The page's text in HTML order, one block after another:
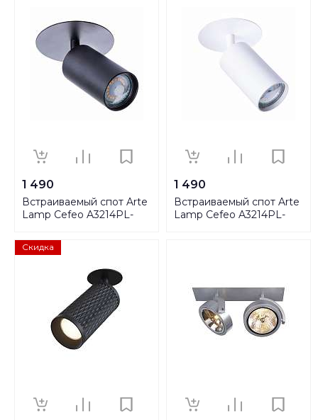
1 490
Встраиваемый спот Arte
Lamp Cefeo A3214PL-
1 490
Встраиваемый спот Arte
Lamp Cefeo A3214PL-
Скидка